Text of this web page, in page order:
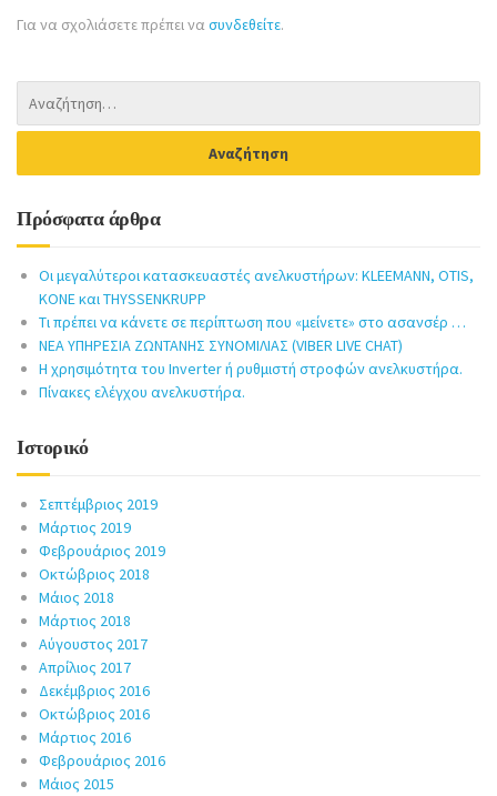
Για να σχολιάσετε πρέπει να συνδεθείτε.
Πρόσφατα άρθρα
Οι μεγαλύτεροι κατασκευαστές ανελκυστήρων: KLEEMANN, OTIS,
KONE και THYSSENKRUPP
Τι πρέπει να κάνετε σε περίπτωση που «μείνετε» στο ασανσέρ …
ΝΕΑ ΥΠΗΡΕΣΙΑ ΖΩΝΤΑΝΗΣ ΣΥΝΟΜΙΛΙΑΣ (VIBER LIVE CHAT)
Η χρησιμότητα του Inverter ή ρυθμιστή στροφών ανελκυστήρα.
Πίνακες ελέγχου ανελκυστήρα.
Ιστορικό
Σεπτέμβριος 2019
Μάρτιος 2019
Φεβρουάριος 2019
Οκτώβριος 2018
Μάιος 2018
Μάρτιος 2018
Αύγουστος 2017
Απρίλιος 2017
Δεκέμβριος 2016
Οκτώβριος 2016
Μάρτιος 2016
Φεβρουάριος 2016
Μάιος 2015